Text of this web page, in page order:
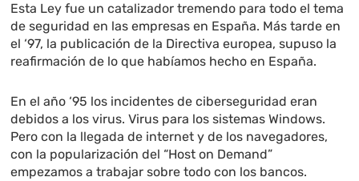
Esta Ley fue un catalizador tremendo para todo el tema
de seguridad en las empresas en España. Más tarde en
el ‘97, la publicación de la Directiva europea, supuso la
reafirmación de lo que habíamos hecho en España.
En el año ‘95 los incidentes de ciberseguridad eran
debidos a los virus. Virus para los sistemas Windows.
Pero con la llegada de internet y de los navegadores,
con la popularización del “Host on Demand”
empezamos a trabajar sobre todo con los bancos.